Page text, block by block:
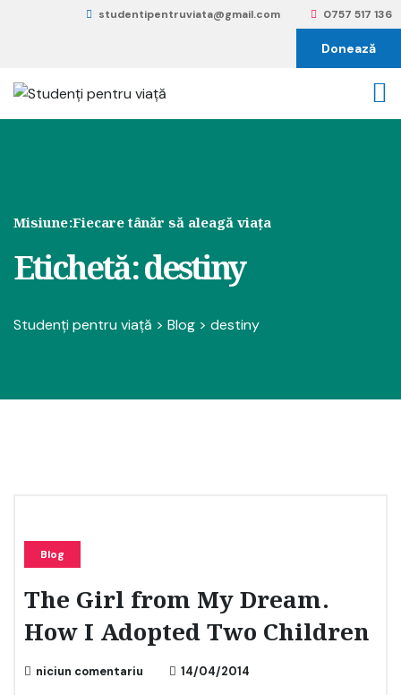
studentipentruviata@gmail.com 0757 517 136
Donează
Misiune:Fiecare tânăr să aleagă viața
Etichetă:destiny
Studenți pentru viață > Blog > destiny
Blog
The Girl from My Dream.
How I Adopted Two Children
niciun comentariu 14/04/2014